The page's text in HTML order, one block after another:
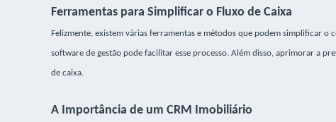
Ferramentas para Simplificar o Fluxo de Caixa
Felizmente, existem várias ferramentas e métodos que podem simplificar
software de gestão pode facilitar esse processo. Além disso, aprimorar a
de caixa.
A Importância de um CRM Imobiliário